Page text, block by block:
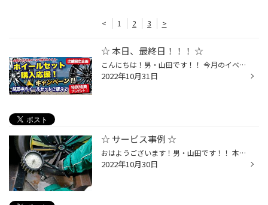
< 1 2 3 >
☆ 本日、最終日！！！ ☆
こんにちは！男・山田です！！ 今月のイベント☆ 【 アルミホイール購入応援キャンペーン 】も いよいよ！本日が最終日となります！(^^)/ 夏タイヤへ[ ドレスアップホイール ]を!! 冬タイヤへ[ お買い得ホイール ]を!! 『 ホイール選ぶなら今日がお得！！ 』 皆さまからのご相談を、スタッフ一同！ ...
2022年10月31日
☆ サービス事例 ☆
おはようございます！男・山田です！！ 本日も気持ちの良い日曜日の朝ですね☆(^^)/ 日曜日の朝。 …すいません。 長げーのいきます。笑 週末恒例の " 長いブログ " ！ それでは早速…いってみましょうｯ！！！ 【 サービス事例・・・窒素ガス 編 】 ピッカピカに洗車したし、タイヤも新品に交換したば...
2022年10月30日